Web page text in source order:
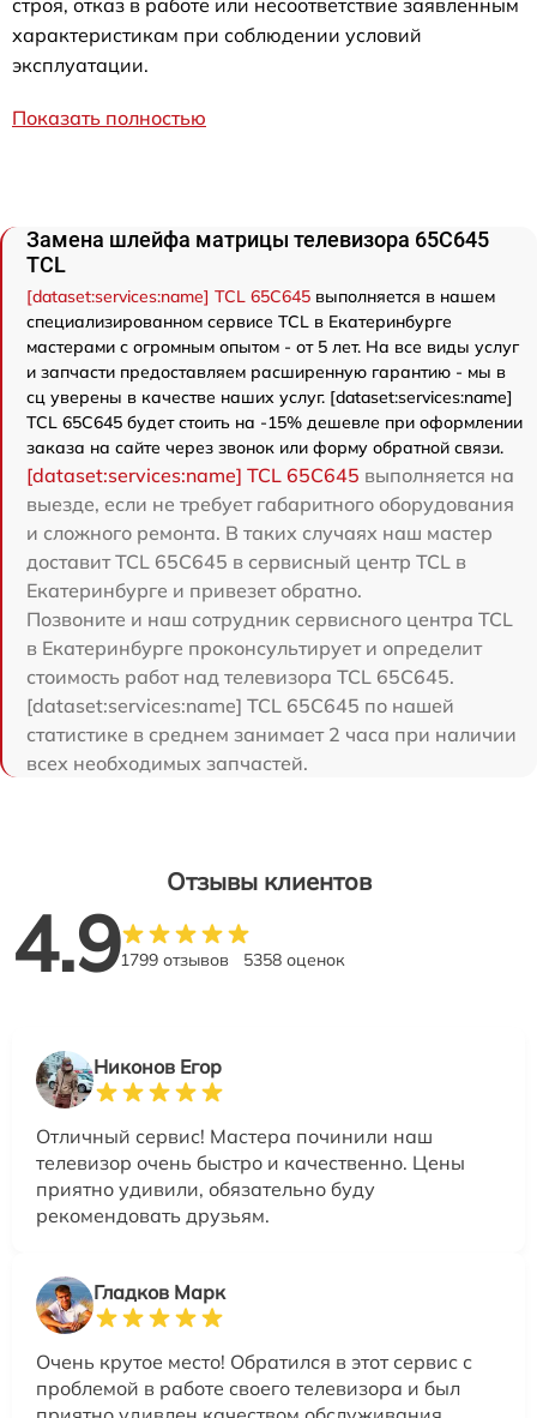
строя, отказ в работе или несоответствие заявленным
характеристикам при соблюдении условий
эксплуатации.
Показать полностью
Замена шлейфа матрицы телевизора 65C645
TCL
[dataset:services:name] TCL 65C645 выполняется в нашем
специализированном сервисе TCL в Екатеринбурге
мастерами с огромным опытом - от 5 лет. На все виды услуг
и запчасти предоставляем расширенную гарантию - мы в
сц уверены в качестве наших услуг. [dataset:services:name]
TCL 65C645 будет стоить на -15% дешевле при оформлении
заказа на сайте через звонок или форму обратной связи.
[dataset:services:name] TCL 65C645 выполняется на
выезде, если не требует габаритного оборудования
и сложного ремонта. В таких случаях наш мастер
доставит TCL 65C645 в сервисный центр TCL в
Екатеринбурге и привезет обратно.
Позвоните и наш сотрудник сервисного центра TCL
в Екатеринбурге проконсультирует и определит
стоимость работ над телевизора TCL 65C645.
[dataset:services:name] TCL 65C645 по нашей
статистике в среднем занимает 2 часа при наличии
всех необходимых запчастей.
Отзывы клиентов
4.91799 отзывов 5358 оценок
Никонов Егор
Отличный сервис! Мастера починили наш
телевизор очень быстро и качественно. Цены
приятно удивили, обязательно буду
рекомендовать друзьям.
Гладков Марк
Очень крутое место! Обратился в этот сервис с
проблемой в работе своего телевизора и был